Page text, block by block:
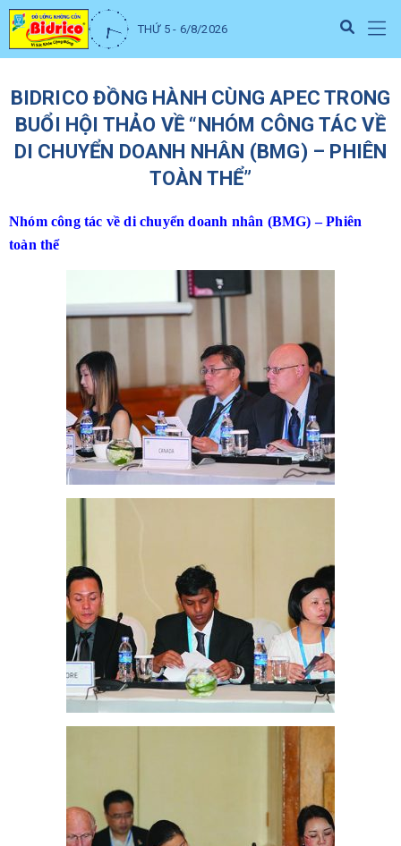
THỨ 5 - 6/8/2026
BIDRICO ĐỒNG HÀNH CÙNG APEC TRONG
BUỔI HỘI THẢO VỀ “NHÓM CÔNG TÁC VỀ
DI CHUYỂN DOANH NHÂN (BMG) – PHIÊN
TOÀN THỂ”
Nhóm công tác về di chuyển doanh nhân (BMG) – Phiên
toàn thể